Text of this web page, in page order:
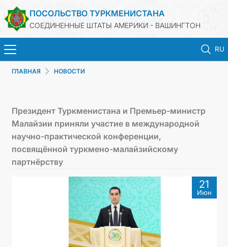
ПОСОЛЬСТВО ТУРКМЕНИСТАНА
СОЕДИНЕННЫЕ ШТАТЫ АМЕРИКИ - ВАШИНГТОН
RU
ТУРКМЕНИСТАН
МИД
ОБЪЯВЛЕНИЕ ДЛЯ ТУРКМЕНСКИХ ГРАЖДАН
КОНТАКТНЫЕ ДАННЫЕ
ГЛАВНАЯ НОВОСТИ
Президент Туркменистана и Премьер-министр
Малайзии приняли участие в международной
научно-практической конференции,
посвящённой туркмено-малайзийскому
партнёрству
21
Июн